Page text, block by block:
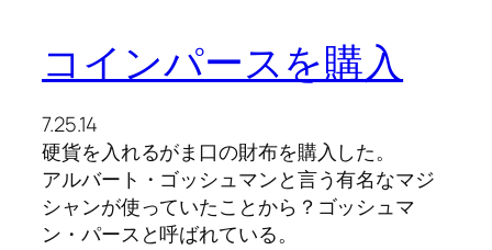
コインパースを購入
7.25.14
硬貨を入れるがま口の財布を購入した。
アルバート・ゴッシュマンと言う有名なマジ
シャンが使っていたことから？ゴッシュマ
ン・パースと呼ばれている。